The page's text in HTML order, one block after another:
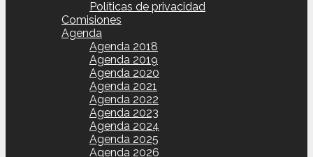
Políticas de privacidad
Comisiones
Agenda
Agenda 2018
Agenda 2019
Agenda 2020
Agenda 2021
Agenda 2022
Agenda 2023
Agenda 2024
Agenda 2025
Agenda 2026